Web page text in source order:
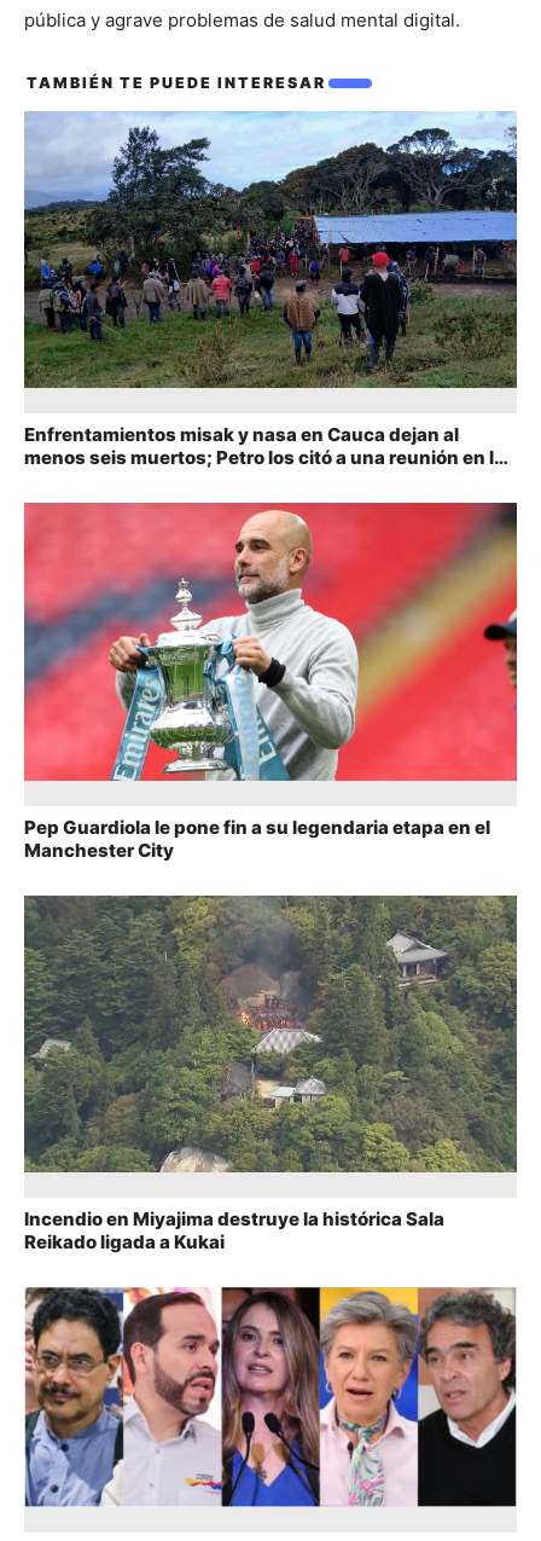
pública y agrave problemas de salud mental digital.
TAMBIÉN TE PUEDE INTERESAR
También te puede interesar
Enfrentamientos misak y nasa en Cauca dejan al
menos seis muertos; Petro los citó a una reunión en la
Pep Guardiola le pone fin a su legendaria etapa en el
Manchester City
Incendio en Miyajima destruye la histórica Sala
Reikado ligada a Kukai